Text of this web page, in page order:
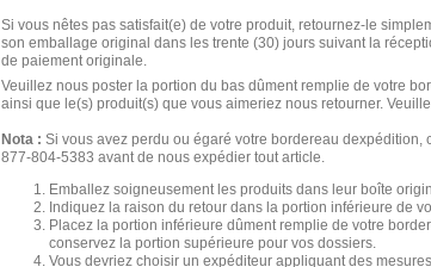
Si vous nêtes pas satisfait(e) de votre produit, retournez-le
son emballage original dans les trente (30) jours suivant la
de paiement originale.
Veuillez nous poster la portion du bas dûment remplie de votre
ainsi que le(s) produit(s) que vous aimeriez nous retourner.
Nota : Si vous avez perdu ou égaré votre bordereau dexpédition,
877-804-5383 avant de nous expédier tout article.
Emballez soigneusement les produits dans leur boîte
Indiquez la raison du retour dans la portion inférieure de
Placez la portion inférieure dûment remplie de votre
conservez la portion supérieure pour vos dossiers.
Vous devriez choisir un expéditeur appliquant des